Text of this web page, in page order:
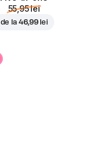
55,95 lei
de la 46,99 lei